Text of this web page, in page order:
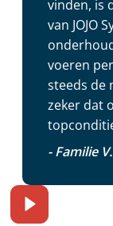
vinden, is
van JOJO
voeren
steeds de
zeker dat
- Familie